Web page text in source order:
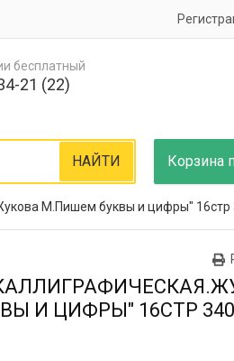
бесплатный
21 (22)
Корзина
НАЙТИ
М.Пишем буквы и цифры" 16стр
И ЦИФРЫ" 16СТР